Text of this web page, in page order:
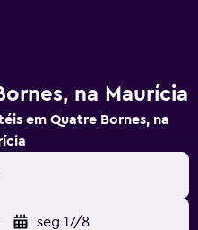
na Maurícia
em Quatre Bornes, na
seg 17/8